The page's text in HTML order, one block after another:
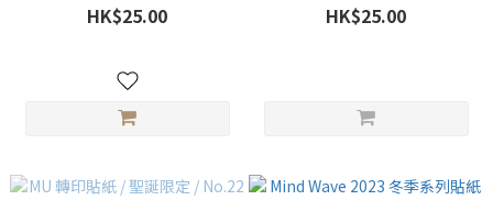
HK$25.00 HK$25.00